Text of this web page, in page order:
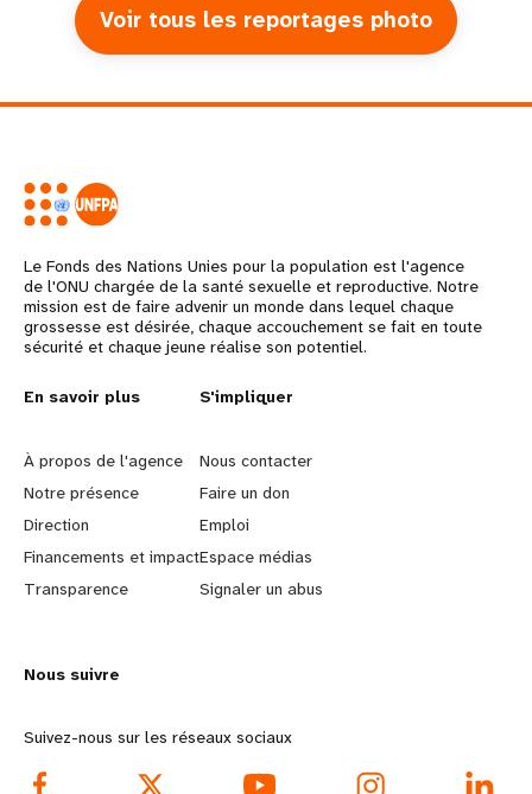
Voir tous les reportages photo
Le Fonds des Nations Unies pour la population est l'agence
de l'ONU chargée de la santé sexuelle et reproductive. Notre
mission est de faire advenir un monde dans lequel chaque
grossesse est désirée, chaque accouchement se fait en toute
sécurité et chaque jeune réalise son potentiel.
L
e
a
r
n
o
r
En savoir plus
À propos de l'agence
Notre présence
Direction
Financements et impact
Transparence
G
o
b
e
y
d
S'impliquer
Nous contacter
Faire un don
Emploi
Espace médias
Signaler un abus
Nous suivre
Suivez-nous sur les réseaux sociaux